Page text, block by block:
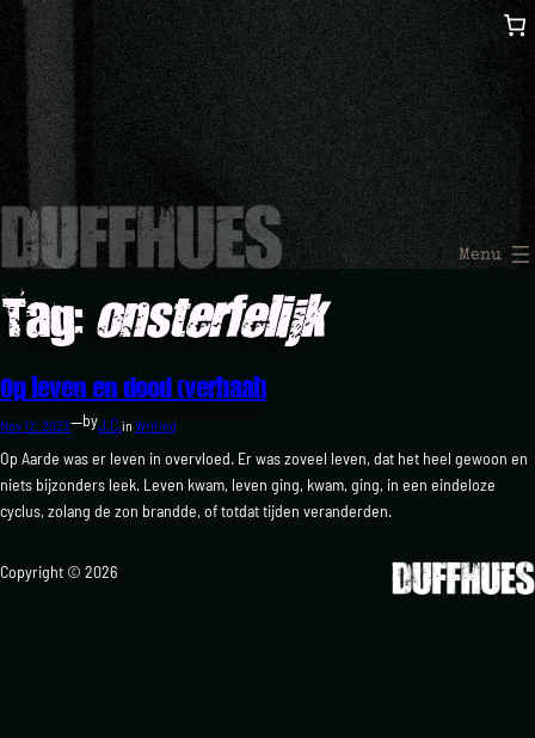
Skip
content
Tag: onsterfelijk
Op leven en dood (verhaal)
Nov 12, 2023—byJ.C.in Writing
Op Aarde was er leven in overvloed. Er was zoveel leven, dat het heel gewoon en
niets bijzonders leek. Leven kwam, leven ging, kwam, ging, in een eindeloze
cyclus, zolang de zon brandde, of totdat tijden veranderden.
Copyright © 2026